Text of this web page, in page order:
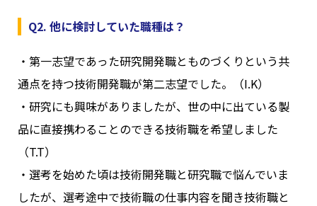
Q2. 他に検討していた職種は？
・第一志望であった研究開発職とものづくりという共
通点を持つ技術開発職が第二志望でした。（I.K）
・研究にも興味がありましたが、世の中に出ている製
品に直接携わることのできる技術職を希望しました
（T.T）
・選考を始めた頃は技術開発職と研究職で悩んでいま
したが、選考途中で技術職の仕事内容を聞き技術職と